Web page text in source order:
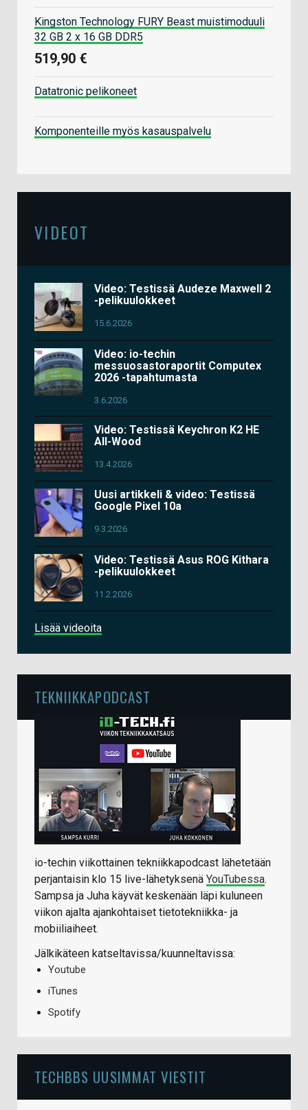
Kingston Technology FURY Beast muistimoduuli
32 GB 2 x 16 GB DDR5
519,90 €
Datatronic pelikoneet
Komponenteille myös kasauspalvelu
VIDEOT
Video: Testissä Audeze Maxwell 2
-pelikuulokkeet
15.6.2026
Video: io-techin
messuosastoraportit Computex
2026 -tapahtumasta
3.6.2026
Video: Testissä Keychron K2 HE
All-Wood
13.4.2026
Uusi artikkeli & video: Testissä
Google Pixel 10a
9.3.2026
Video: Testissä Asus ROG Kithara
-pelikuulokkeet
11.2.2026
Lisää videoita
TEKNIIKKAPODCAST
io-techin viikottainen tekniikkapodcast lähetetään
perjantaisin klo 15 live-lähetyksenä YouTubessa.
Sampsa ja Juha käyvät keskenään läpi kuluneen
viikon ajalta ajankohtaiset tietotekniikka- ja
mobiiliaiheet.
Jälkikäteen katseltavissa/kuunneltavissa:
Youtube
iTunes
Spotify
TECHBBS UUSIMMAT VIESTIT